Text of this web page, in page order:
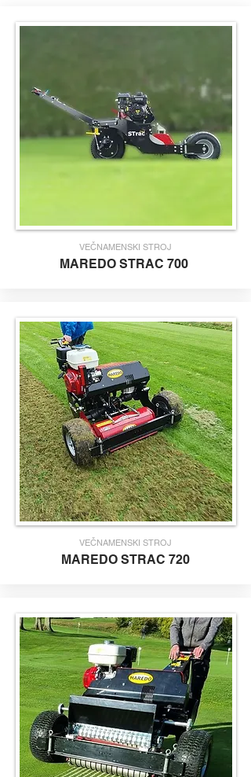
VEČNAMENSKI STROJ
MAREDO STRAC 700
VEČNAMENSKI STROJ
MAREDO STRAC 720